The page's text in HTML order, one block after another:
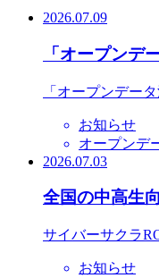
2026.07.09
「オープンデ
「オープンデー
お知らせ
オープンデ
2026.07.03
全国の中高生
サイバーサクラ
お知らせ